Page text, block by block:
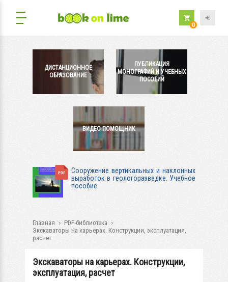
0
ДИСТАНЦИОННОЕ
ОБРАЗОВАНИЕ
ПУБЛИКАЦИЯ
МОНОГРАФИЙ И УЧЕБНЫХ
ПОСОБИЙ
ВИДЕО ПОМОЩНИК
Сооружение вертикальных и наклонных
выработок в геологоразведке. Учебное
пособие
Главная
PDF-библиотека
Экскаваторы на карьерах. Конструкции, эксплуатация,
расчет
Экскаваторы на карьерах. Конструкции,
эксплуатация, расчет